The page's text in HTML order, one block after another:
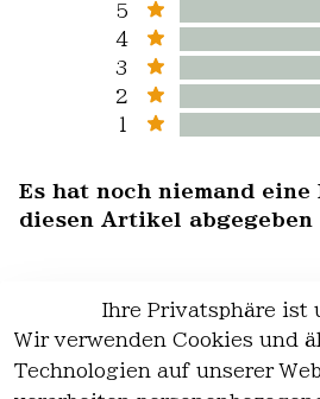
5
4
3
2
1
Es hat noch niemand
diesen Artikel abgegeben
EU-Verantwortliche
für Details
Ihre Privatsphäre ist
Wir verwenden Cookies und
Technologien auf unserer